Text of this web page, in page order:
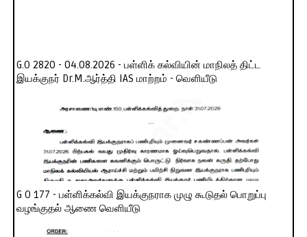
G.O 2820 - 04.08.2026 - பள்ளிக் கல்வியின் மாநிலத் திட்ட
இயக்குநர் Dr.M.ஆர்த்தி IAS மாற்றம் - வெளியீடு
G O 177 - பள்ளிக்கல்வி இயக்குநராக முழு கூடுதல் பொறுப்பு
வழங்குதல் ஆணை வெளியீடு